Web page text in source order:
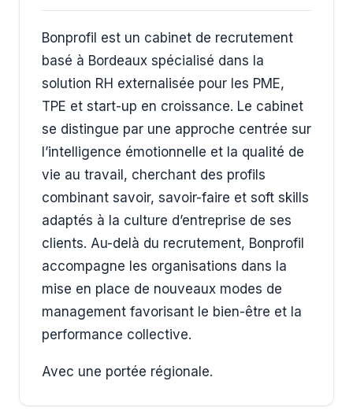
Bonprofil est un cabinet de recrutement
basé à Bordeaux spécialisé dans la
solution RH externalisée pour les PME,
TPE et start-up en croissance. Le cabinet
se distingue par une approche centrée sur
l’intelligence émotionnelle et la qualité de
vie au travail, cherchant des profils
combinant savoir, savoir-faire et soft skills
adaptés à la culture d’entreprise de ses
clients. Au-delà du recrutement, Bonprofil
accompagne les organisations dans la
mise en place de nouveaux modes de
management favorisant le bien-être et la
performance collective.
Avec une portée régionale.